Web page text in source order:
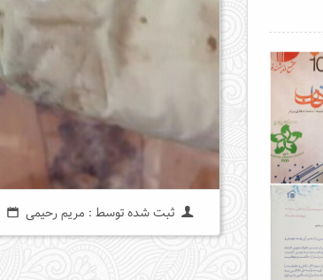
ثبت شده توسط : مریم رحیمی